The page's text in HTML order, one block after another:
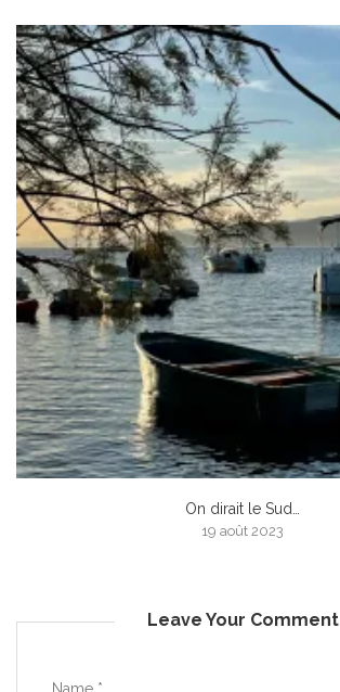
On dirait le Sud…
19 août 2023
Leave Your Comment